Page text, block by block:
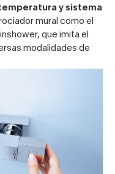
y sistema
mural como el
que imita el
modalidades de